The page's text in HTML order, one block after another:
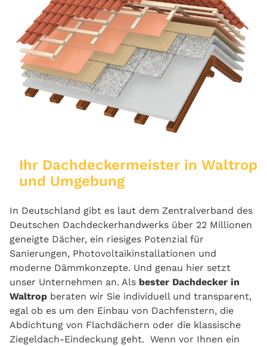
Ihr Dachdeckermeister in Waltrop
und Umgebung
In Deutschland gibt es laut dem Zentralverband des
Deutschen Dachdeckerhandwerks über 22 Millionen
geneigte Dächer, ein riesiges Potenzial für
Sanierungen, Photovoltaikinstallationen und
moderne Dämmkonzepte. Und genau hier setzt
unser Unternehmen an. Als bester Dachdecker in
Waltrop beraten wir Sie individuell und transparent,
egal ob es um den Einbau von Dachfenstern, die
Abdichtung von Flachdächern oder die klassische
Ziegeldach-Eindeckung geht. Wenn vor Ihnen ein